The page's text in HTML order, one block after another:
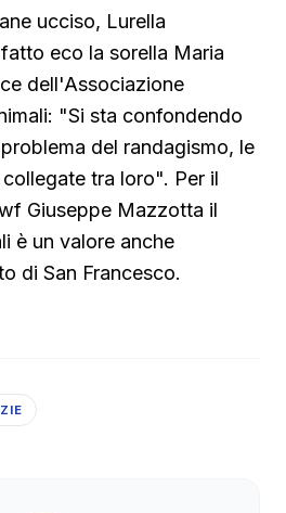
ucciso, Lurella
eco la sorella Maria
dell'Associazione
"Si sta confondendo
del randagismo, le
tra loro". Per il
Giuseppe Mazzotta il
è un valore anche
di San Francesco.